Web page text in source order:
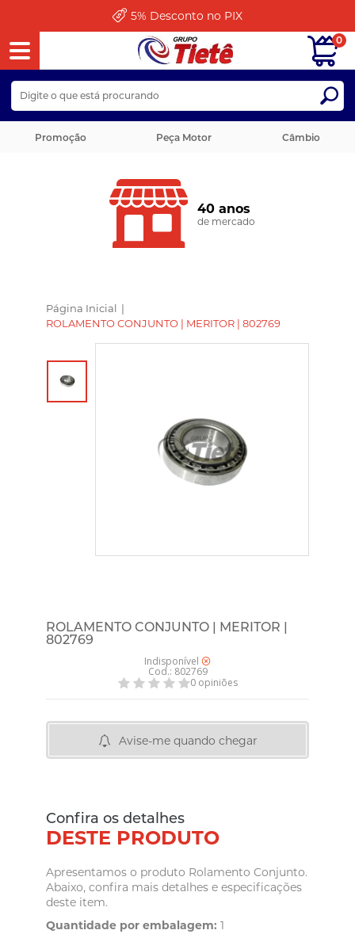
5% Desconto no PIX
Promoção Peça Motor Câmbio
0
40 anos
de mercado
Página Inicial |
ROLAMENTO CONJUNTO | MERITOR | 802769
ROLAMENTO CONJUNTO | MERITOR |
802769
Indisponível
Cod.: 802769
0 opiniões
Avise-me quando chegar
Confira os detalhes
DESTE PRODUTO
Apresentamos o produto Rolamento Conjunto.
Abaixo, confira mais detalhes e especificações
deste item.
Quantidade por embalagem: 1